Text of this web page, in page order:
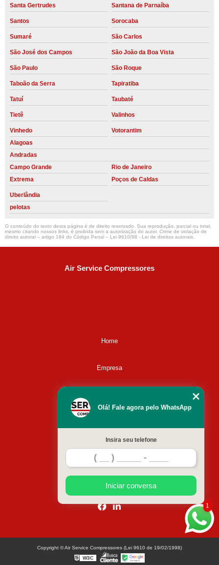
Santa Gertrudes Santana de Parnaíba
Santos Sorocaba
Sumaré São Carlos
São José dos Campos São João da Boa Vista
São Paulo São Roque
Taboão da Serra Tapiratiba
Tatuí Taubaté
Tietê Valinhos
Vinhedo
Votorantim
Alagoas
Andradas
Campo Grande
Rio de Janeiro
Extrema
Poços de Caldas
Uberlândia
pelotas
O conteúdo do texto desta página é de direito reservado. Sua reprodução, parcial ou total,
mesmo citando nossos links, é proibida sem a autorização do autor. Crime de violação de
direito autoral – artigo 184 do Código Penal – Lei 9610/98 - Lei de direitos autorais.
Air Service Compressores
Home
Empresa
Contato
Mapa do site
1
Olá! Fale agora pelo WhatsApp
Insira seu telefone
Iniciar conversa
Copyright © Air Service Compressores (Lei 9610 de 19/02/1998)
W3C